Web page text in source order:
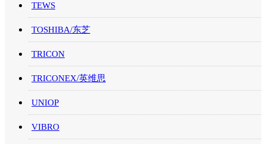
TEWS
TOSHIBA/东芝
TRICON
TRICONEX/英维思
UNIOP
VIBRO